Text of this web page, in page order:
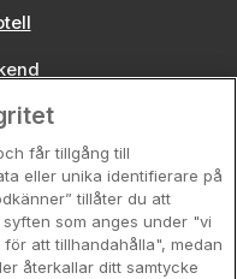
995 kr
får tillgång till
eller unika identifierare på
tillåter du att
som anges under "vi
att tillhandahålla", medan
återkallar ditt samtycke